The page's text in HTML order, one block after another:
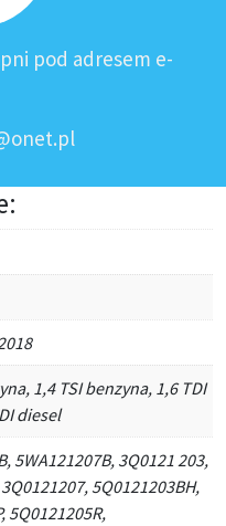
pod adresem e-
1,4 TSI benzyna, 1,6 TDI
diesel
5WA121207B, 3Q0121 203,
5Q0121203BH,
5Q0121205R,